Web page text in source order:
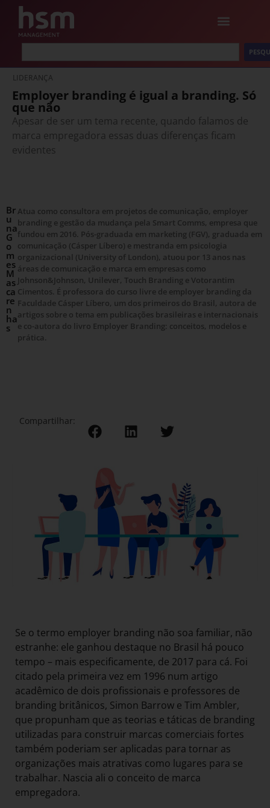
LIDERANÇA
Employer branding é igual a branding. Só
que não
Apesar de ser um tema recente, quando falamos de
marca empregadora essas duas diferenças ficam
evidentes
Br
u
na
G
o
m
es
M
as
ca
re
n
ha
s
Atua como consultora em projetos de comunicação, employer
branding e gestão da mudança pela Smart Comms, empresa que
fundou em 2016. Pós-graduada em marketing (FGV), graduada em
comunicação (Cásper Líbero) e mestranda em psicologia
organizacional (University of London), atuou por 13 anos nas
áreas de comunicação e marca em empresas como
Johnson&Johnson, Unilever, Touch Branding e Votorantim
Cimentos. É professora do curso livre de employer branding da
Faculdade Cásper Líbero, um dos primeiros do Brasil, autora de
artigos sobre o tema em publicações brasileiras e internacionais
e co-autora do livro Employer Branding: conceitos, modelos e
prática.
Compartilhar:
Se o termo employer branding não soa familiar, não
estranhe: ele ganhou destaque no Brasil há pouco
tempo – mais especificamente, de 2017 para cá. Foi
citado pela primeira vez em 1996 num artigo
acadêmico de dois profissionais e professores de
branding britânicos, Simon Barrow e Tim Ambler,
que propunham que as teorias e táticas de branding
utilizadas para construir marcas comerciais fortes
também poderiam ser aplicadas para tornar as
organizações mais atrativas como lugares para se
trabalhar. Nascia ali o conceito de marca
empregadora.